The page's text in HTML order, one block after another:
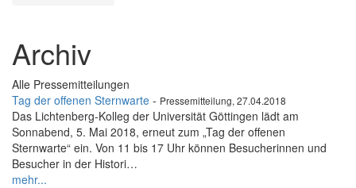
Archiv
Alle Pressemitteilungen
Tag der offenen Sternwarte - Pressemitteilung, 27.04.2018
Das Lichtenberg-Kolleg der Universität Göttingen lädt am
Sonnabend, 5. Mai 2018, erneut zum „Tag der offenen
Sternwarte“ ein. Von 11 bis 17 Uhr können Besucherinnen und
Besucher in der Histori…
mehr...